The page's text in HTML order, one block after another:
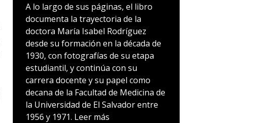
A lo largo de sus páginas, el libro
documenta la trayectoria de la
doctora María Isabel Rodríguez
desde su formación en la década de
1930, con fotografías de su etapa
estudiantil, y continúa con su
carrera docente y su papel como
decana de la Facultad de Medicina de
la Universidad de El Salvador entre
1956 y 1971. Leer más